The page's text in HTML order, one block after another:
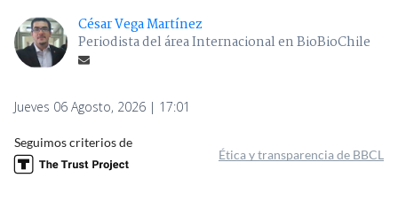
César Vega Martínez
Periodista del área Internacional en BioBioChile
Jueves 06 Agosto, 2026 | 17:01
Seguimos criterios de
Ética y transparencia de BBCL